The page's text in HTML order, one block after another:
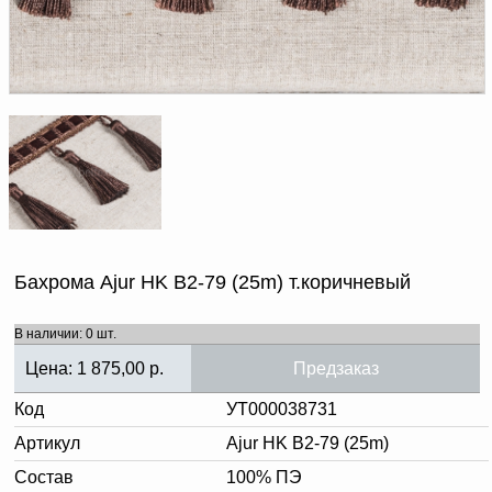
Доверенность на
получение груза
Документы по работе с
персональными данными
Письмо руководителю
Вопросы и ответы
Новости | Статьи
Бахрома Ajur HK B2-79 (25m) т.коричневый
В наличии: 0 шт.
Цена: 1 875,00 р. Предзаказ
Код
УТ000038731
Артикул
Ajur HK B2-79 (25m)
Состав
100% ПЭ